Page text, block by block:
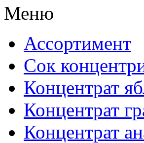
Меню
Ассортимент
Сок
Концентрат
Концентрат
Концентрат